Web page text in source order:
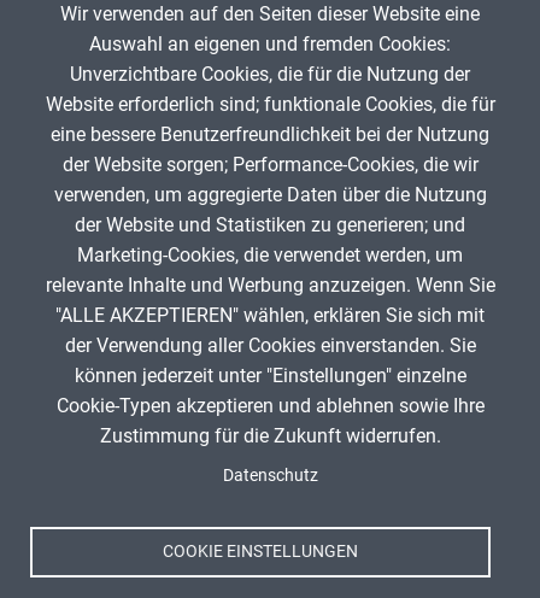
Captcha eingeben:
Gib die Zeichen aus dem Bild oben ein,
beachte Groß- und Kleinschreibung.
Um Spam zu verhindern, gib bitte die Zeichenfolge aus dem Bild
oben ein.
ANZEIGE
Spenden
Impressum
Wir verwenden auf den Seiten dieser Website eine
Auswahl an eigenen und fremden Cookies:
Unverzichtbare Cookies, die für die Nutzung der
Website erforderlich sind; funktionale Cookies, die für
eine bessere Benutzerfreundlichkeit bei der Nutzung
der Website sorgen; Performance-Cookies, die wir
verwenden, um aggregierte Daten über die Nutzung
der Website und Statistiken zu generieren; und
Marketing-Cookies, die verwendet werden, um
relevante Inhalte und Werbung anzuzeigen. Wenn Sie
"ALLE AKZEPTIEREN" wählen, erklären Sie sich mit
der Verwendung aller Cookies einverstanden. Sie
können jederzeit unter "Einstellungen" einzelne
Cookie-Typen akzeptieren und ablehnen sowie Ihre
Zustimmung für die Zukunft widerrufen.
Datenschutz
COOKIE EINSTELLUNGEN